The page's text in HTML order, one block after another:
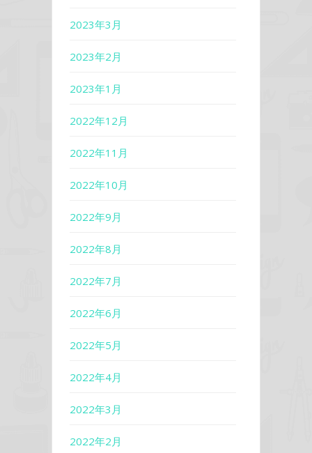
2023年3月
2023年2月
2023年1月
2022年12月
2022年11月
2022年10月
2022年9月
2022年8月
2022年7月
2022年6月
2022年5月
2022年4月
2022年3月
2022年2月